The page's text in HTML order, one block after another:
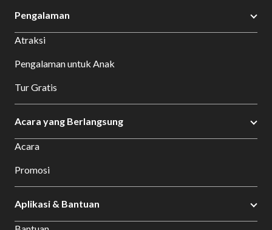
Pengalaman
Atraksi
Pengalaman untuk Anak
Tur Gratis
Acara yang Berlangsung
Acara
Promosi
Aplikasi & Bantuan